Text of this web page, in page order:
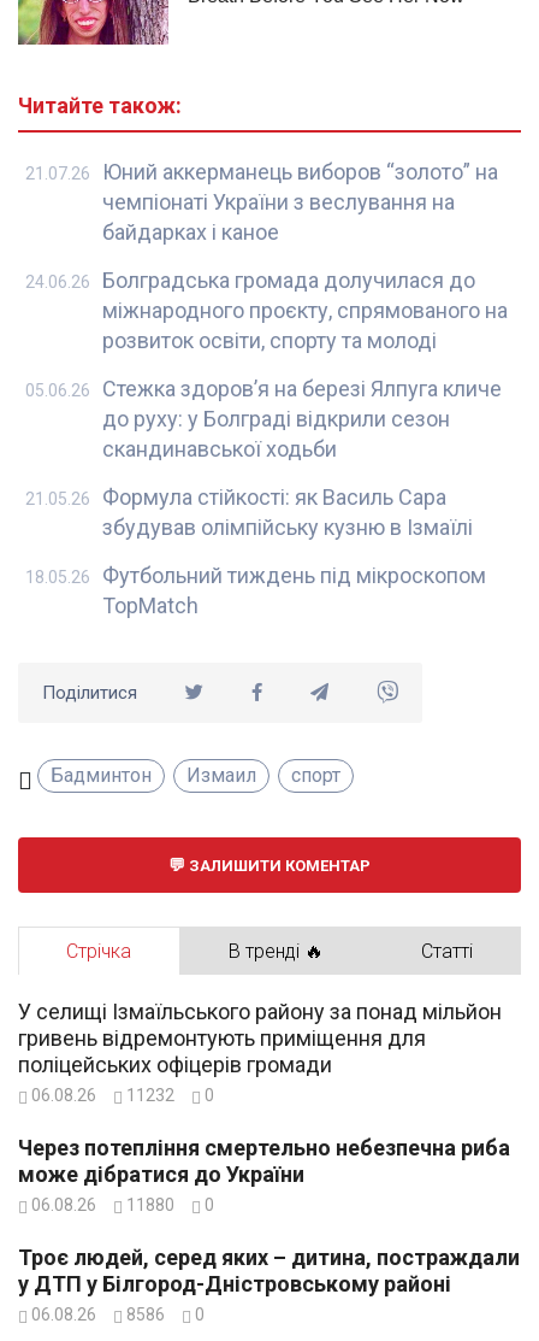
Читайте також:
Юний аккерманець виборов “золото” на
чемпіонаті України з веслування на
байдарках і каное
21.07.26
Болградська громада долучилася до
міжнародного проєкту, спрямованого на
розвиток освіти, спорту та молоді
24.06.26
Стежка здоров’я на березі Ялпуга кличе
до руху: у Болграді відкрили сезон
скандинавської ходьби
05.06.26
Формула стійкості: як Василь Сара
збудував олімпійську кузню в Ізмаїлі
21.05.26
Футбольний тиждень під мікроскопом
TopMatch
18.05.26
Поділитися
Бадминтон Измаил спорт
ЗАЛИШИТИ КОМЕНТАР
Стрічка В тренді 🔥 Статті
У селищі Ізмаїльського району за понад мільйон
гривень відремонтують приміщення для
поліцейських офіцерів громади
06.08.26 11232 0
Через потепління смертельно небезпечна риба
може дібратися до України
06.08.26 11880 0
Троє людей, серед яких – дитина, постраждали
у ДТП у Білгород-Дністровському районі
06.08.26 8586 0